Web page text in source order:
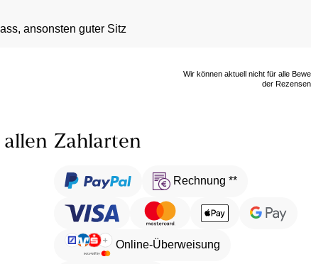
ansonsten guter Sitz
Wir können aktuell nicht für alle
der
allen Zahlarten
Rechnung **
Online-Überweisung